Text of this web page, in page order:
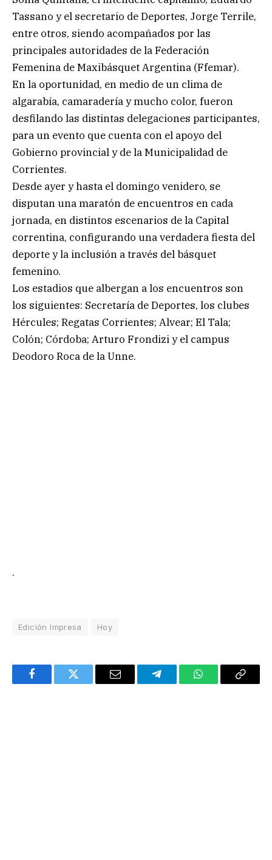
Tassano y el secretario de Deportes, Jorge Terrile,
entre otros, siendo acompañados por las
principales autoridades de la Federación
Femenina de Maxibásquet Argentina (Ffemar).
En la oportunidad, en medio de un clima de
algarabía, camaradería y mucho color, fueron
desfilando las distintas delegaciones participantes,
para un evento que cuenta con el apoyo del
Gobierno provincial y de la Municipalidad de
Corrientes.
Desde ayer y hasta el domingo venidero, se
disputan una maratón de encuentros en cada
jornada, en distintos escenarios de la Capital
correntina, configurando una verdadera fiesta del
deporte y la inclusión a través del básquet
femenino.
Los estadios que albergan a los encuentros son
los siguientes: Secretaría de Deportes, los clubes
Hércules; Regatas Corrientes; Alvear; El Tala;
Colón; Córdoba; Arturo Frondizi y el campus
Deodoro Roca de la Unne.
.
Edición Impresa Hoy
FacebookTwitter Email TelegramWhatsAppCopy